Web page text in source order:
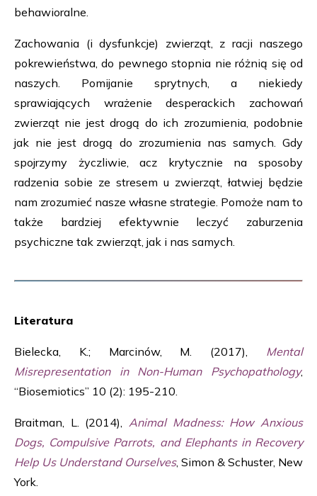
behawioralne.
Zachowania (i dysfunkcje) zwierząt, z racji naszego
pokrewieństwa, do pewnego stopnia nie różnią się od
naszych. Pomijanie sprytnych, a niekiedy
sprawiających wrażenie desperackich zachowań
zwierząt nie jest drogą do ich zrozumienia, podobnie
jak nie jest drogą do zrozumienia nas samych. Gdy
spojrzymy życzliwie, acz krytycznie na sposoby
radzenia sobie ze stresem u zwierząt, łatwiej będzie
nam zrozumieć nasze własne strategie. Pomoże nam to
także bardziej efektywnie leczyć zaburzenia
psychiczne tak zwierząt, jak i nas samych.
Literatura
Bielecka, K.; Marcinów, M. (2017), Mental
Misrepresentation in Non-Human Psychopathology,
“Biosemiotics” 10 (2): 195-210.
Braitman, L. (2014), Animal Madness: How Anxious
Dogs, Compulsive Parrots, and Elephants in Recovery
Help Us Understand Ourselves, Simon & Schuster, New
York.